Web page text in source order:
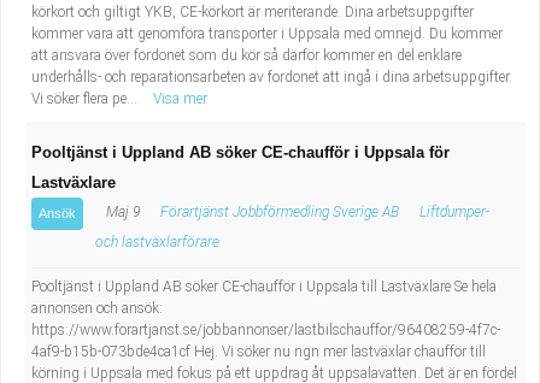
körkort och giltigt YKB, CE-körkort är meriterande. Dina arbetsuppgifter
kommer vara att genomföra transporter i Uppsala med omnejd. Du kommer
att ansvara över fordonet som du kör så därför kommer en del enklare
underhålls- och reparationsarbeten av fordonet att ingå i dina arbetsuppgifter.
Vi söker flera pe...
Visa mer
Pooltjänst i Uppland AB söker CE-chaufför i Uppsala för
Lastväxlare
Ansök Maj 9 Förartjänst Jobbförmedling Sverige AB
Liftdumper-
och lastväxlarförare
Pooltjänst i Uppland AB söker CE-chaufför i Uppsala till Lastväxlare Se hela
annonsen och ansök:
https://www.forartjanst.se/jobbannonser/lastbilschauffor/96408259-4f7c-
4af9-b15b-073bde4ca1cf Hej. Vi söker nu ngn mer lastväxlar chaufför till
körning i Uppsala med fokus på ett uppdrag åt uppsalavatten. Det är en fördel